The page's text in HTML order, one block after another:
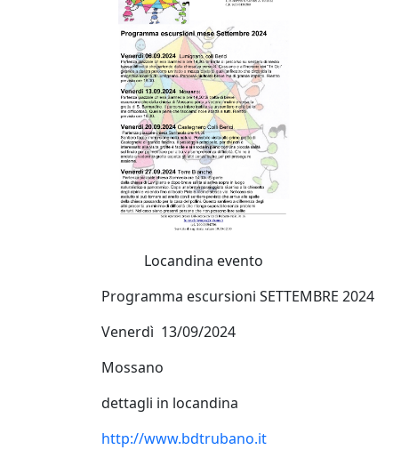
Locandina evento
Programma escursioni SETTEMBRE 2024
Venerdì 13/09/2024
Mossano
dettagli in locandina
http://www.bdtrubano.it